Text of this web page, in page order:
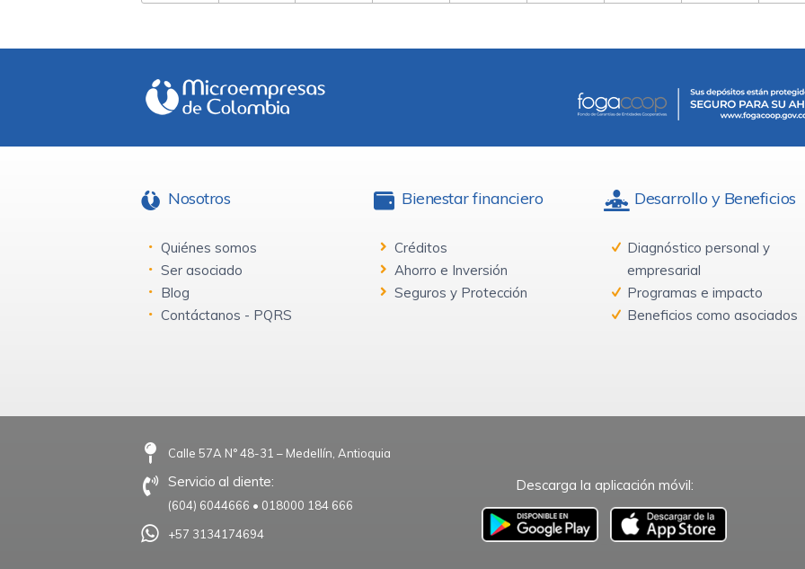
Nosotros
Quiénes somos
Ser asociado
Blog
Contáctanos - PQRS
Bienestar financiero
Créditos
Ahorro e Inversión
Seguros y Protección
Desarrollo y Beneficios
Diagnóstico personal y
empresarial
Programas e impacto
Beneficios como asociados
Calle 57A N° 48-31 – Medellín, Antioquia
Servicio al cliente:
(604) 6044666 • 018000 184 666
+57 3134174694
Descarga la aplicación móvil: